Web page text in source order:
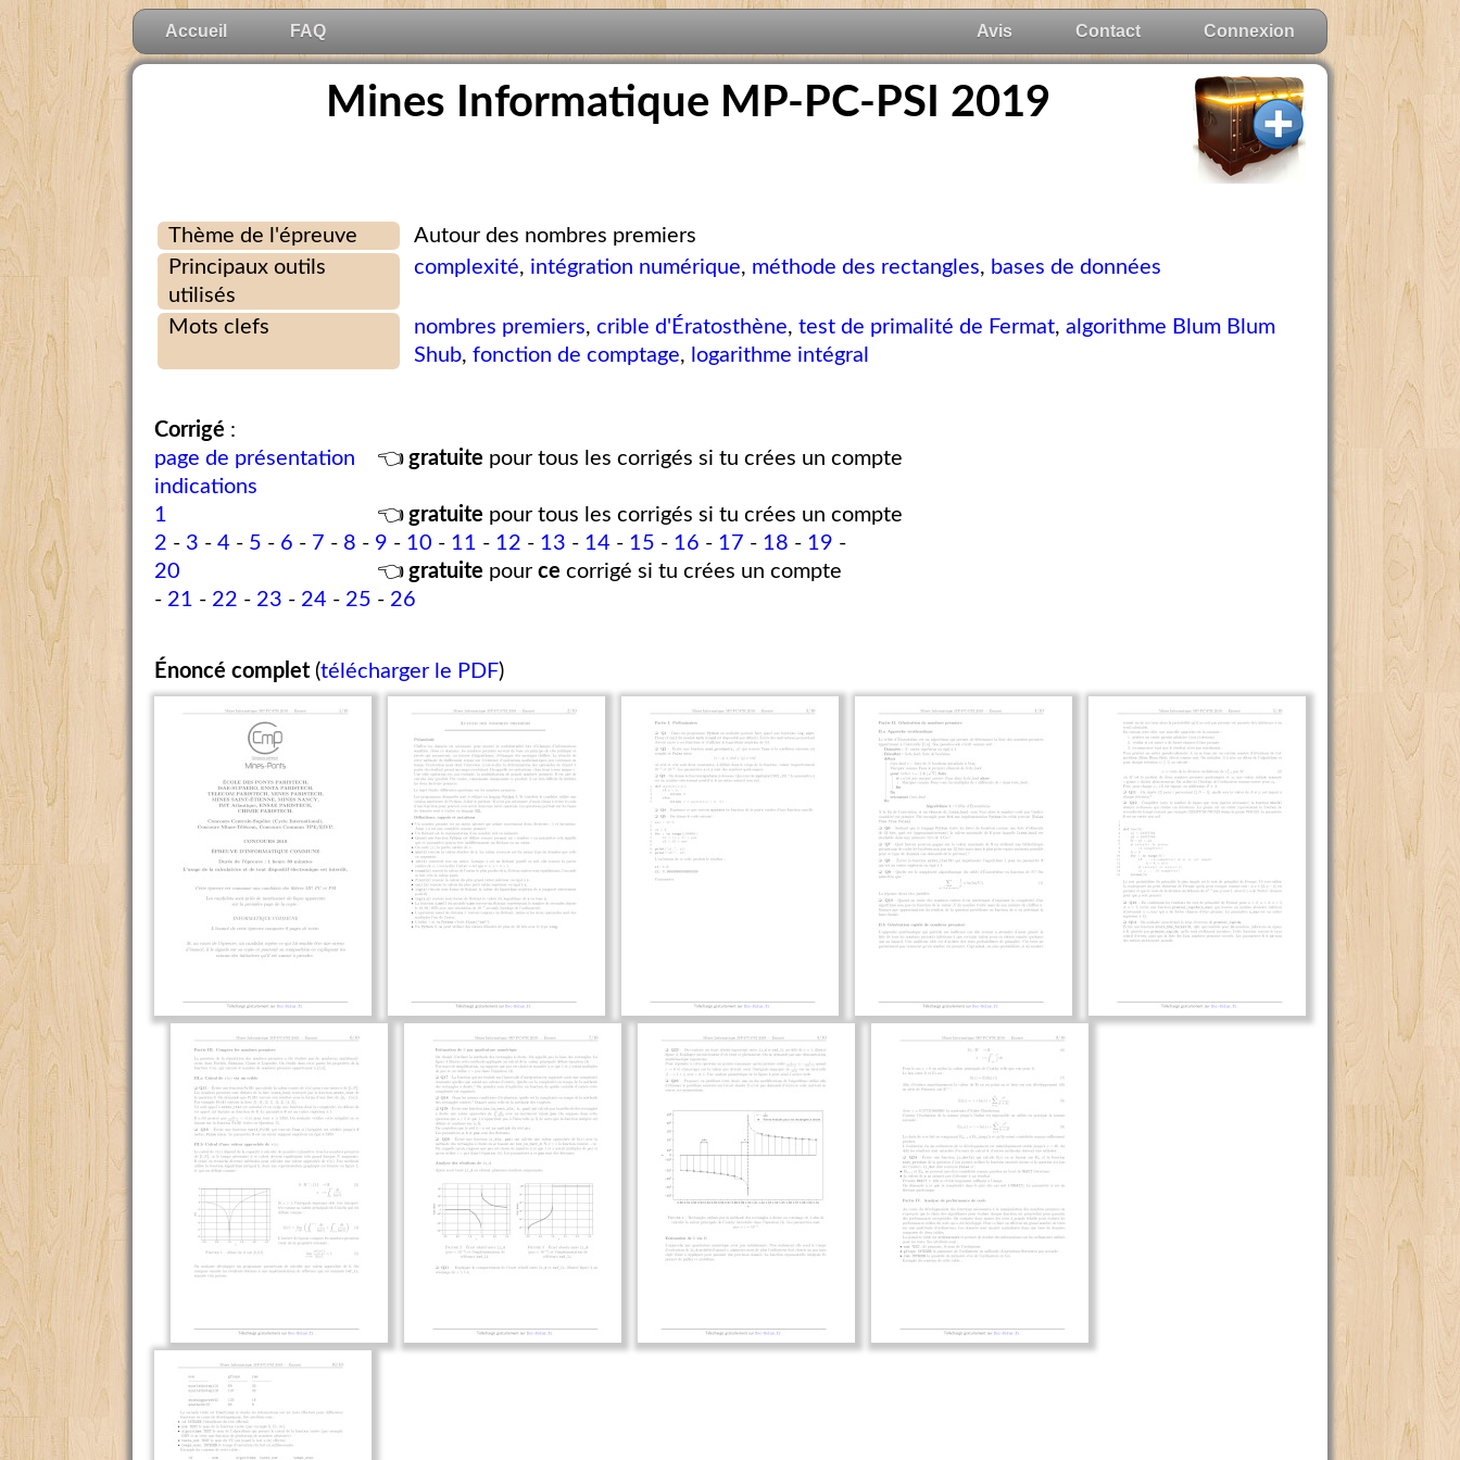
Accueil FAQ Connexion
Contact
Avis
Mines Informatique MP-PC-PSI 2019
Thème de l'épreuve
Autour des nombres premiers
Principaux outils
utilisés
complexité, intégration numérique, méthode des rectangles, bases de données
Mots clefs nombres premiers,crible d'Ératosthène,test de primalité de Fermat,algorithme Blum Blum
Shub,fonction de comptage, logarithme intégral
Corrigé :
page de présentation
👈 gratuite pour tous les corrigés si tu crées un compte
indications
1
👈 gratuite pour tous les corrigés si tu crées un compte
2 - 3 - 4 - 5 - 6 - 7 - 8 - 9 - 10 - 11 - 12 - 13 - 14 - 15 - 16 - 17 - 18 - 19 -
20
👈 gratuite pour ce corrigé si tu crées un compte
- 21 - 22 - 23 - 24 - 25 - 26
Énoncé complet (télécharger le PDF)